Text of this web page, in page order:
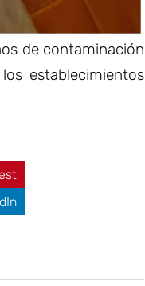
de contaminación
establecimientos